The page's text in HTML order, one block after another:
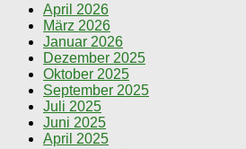
April 2026
März 2026
Januar 2026
Dezember 2025
Oktober 2025
September 2025
Juli 2025
Juni 2025
April 2025